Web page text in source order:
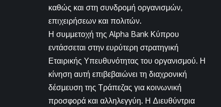
καθώς και στη συνδρομή οργανισμών,
επιχειρήσεων και πολιτών.
Η συμμετοχή της Alpha Bank Κύπρου
εντάσσεται στην ευρύτερη στρατηγική
Εταιρικής Υπευθυνότητας του οργανισμού. Η
κίνηση αυτή επιβεβαιώνει τη διαχρονική
δέσμευση της Τράπεζας για κοινωνική
προσφορά και αλληλεγγύη. Η Διευθύντρια